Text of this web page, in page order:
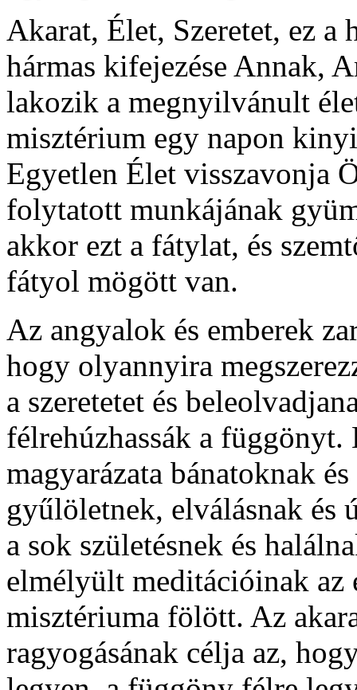
Akarat, Élet, Szeretet, ez a
hármas kifejezése Annak,
lakozik a megnyilvánult
misztérium egy napon
Egyetlen Élet visszavonja
folytatott munkájának
akkor ezt a fátylat, és
fátyol mögött van.
Az angyalok és emberek
hogy olyannyira
a szeretetet és
félrehúzhassák a függönyt.
magyarázata bánatoknak
gyűlöletnek, elválásnak és
a sok születésnek és
elmélyült meditációinak az
misztériuma fölött. Az
ragyogásának célja az,